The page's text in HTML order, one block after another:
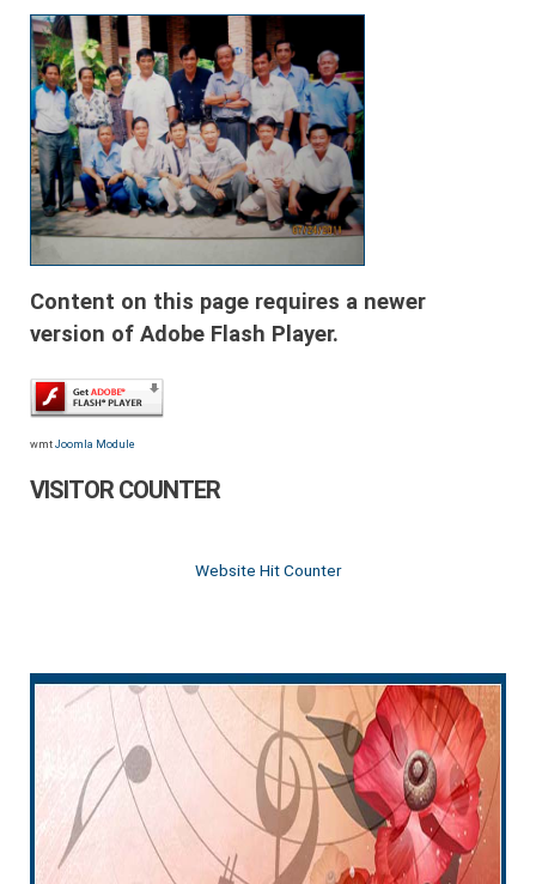
Content on this page requires a newer
version of Adobe Flash Player.
wmt Joomla Module
VISITOR COUNTER
Website Hit Counter